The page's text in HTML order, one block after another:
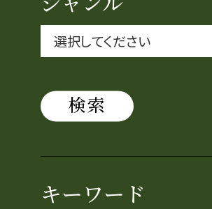
秀吉功路
織田信長と名古屋の関係
信長関連 史跡 一覧
信長グルメ・土産一覧
信長攻路
キーワード